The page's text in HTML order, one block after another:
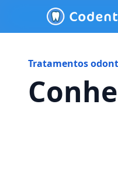
Tratamentos